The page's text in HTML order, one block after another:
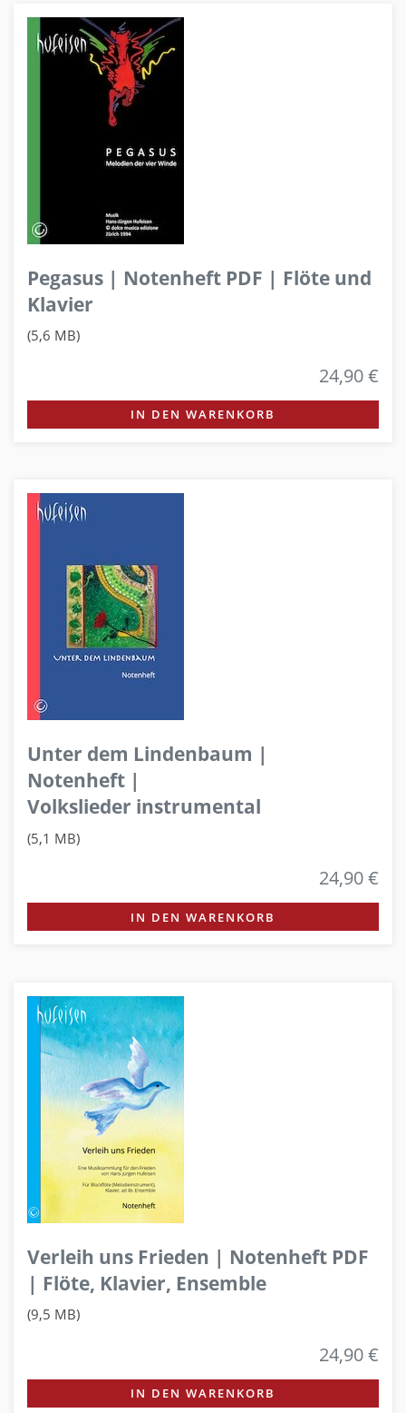
Pegasus | Notenheft PDF | Flöte und
Klavier
(5,6 MB)
24,90 €
IN DEN WARENKORB
Unter dem Lindenbaum |
Notenheft |
Volkslieder instrumental
(5,1 MB)
24,90 €
IN DEN WARENKORB
Verleih uns Frieden | Notenheft PDF
| Flöte, Klavier, Ensemble
(9,5 MB)
24,90 €
IN DEN WARENKORB